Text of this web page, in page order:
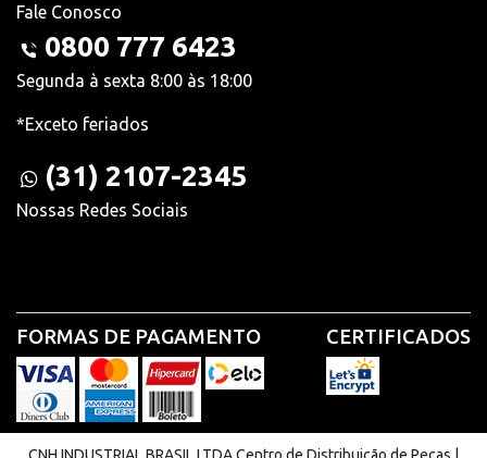
Fale Conosco
0800 777 6423
Segunda à sexta 8:00 às 18:00
*Exceto feriados
(31) 2107-2345
Nossas Redes Sociais
FORMAS DE PAGAMENTO CERTIFICADOS
CNH INDUSTRIAL BRASIL LTDA Centro de Distribuição de Peças |